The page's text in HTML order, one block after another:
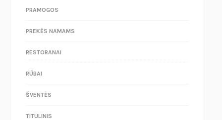
PRAMOGOS
PREKĖS NAMAMS
RESTORANAI
RŪBAI
ŠVENTĖS
TITULINIS